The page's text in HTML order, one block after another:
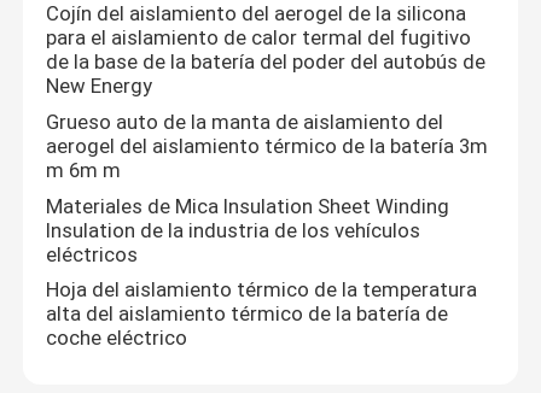
En casa
Productos
Los vídeos
Cojín del aislamiento del aerogel de la silicona
para el aislamiento de calor termal del fugitivo
de la base de la batería del poder del autobús de
New Energy
Grueso auto de la manta de aislamiento del
aerogel del aislamiento térmico de la batería 3m
m 6m m
Materiales de Mica Insulation Sheet Winding
Insulation de la industria de los vehículos
eléctricos
Hoja del aislamiento térmico de la temperatura
alta del aislamiento térmico de la batería de
coche eléctrico